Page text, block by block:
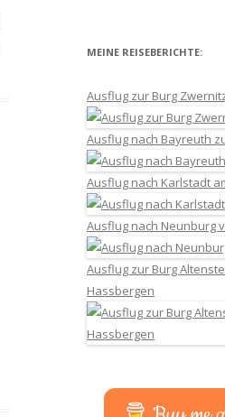
MEINE REISEBERICHTE:
Ausflug zur Burg
Ausflug nach Bayreuth
Ausflug nach Karlstadt
Ausflug nach Neunburg
Ausflug zur Burg
Hassbergen